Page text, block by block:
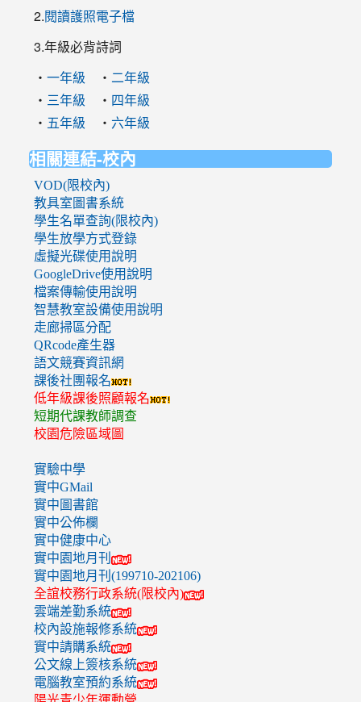
2.閱讀護照電子檔
3.年級必背詩詞
‧ 一年級 ‧ 二年級
‧ 三年級 ‧ 四年級
‧ 五年級 ‧ 六年級
相關連結-校內
VOD(限校內)
教具室圖書系統
學生名單查詢(限校內)
學生放學方式登錄
虛擬光碟使用說明
GoogleDrive使用說明
檔案傳輸使用說明
智慧教室設備使用說明
走廊掃區分配
QRcode產生器
語文競賽資訊網
課後社團報名
低年級課後照顧報名
短期代課教師調查
校園危險區域圖
實驗中學
實中GMail
實中圖書館
實中公佈欄
實中健康中心
實中園地月刊
實中園地月刊(199710-202106)
全誼校務行政系統(限校內)
雲端差勤系統
校內設施報修系統
實中請購系統
公文線上簽核系統
電腦教室預約系統